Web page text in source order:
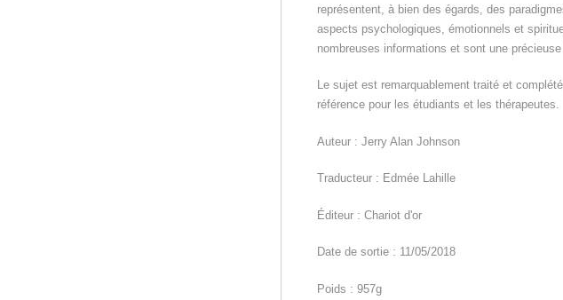
représentent, à bien des égards, des
aspects psychologiques, émotionnels et
nombreuses informations et sont une
Le sujet est remarquablement traité et
référence pour les étudiants et les thérapeutes.
Auteur : Jerry Alan Johnson
Traducteur : Edmée Lahille
Éditeur : Chariot d'or
Date de sortie : 11/05/2018
Poids : 957g